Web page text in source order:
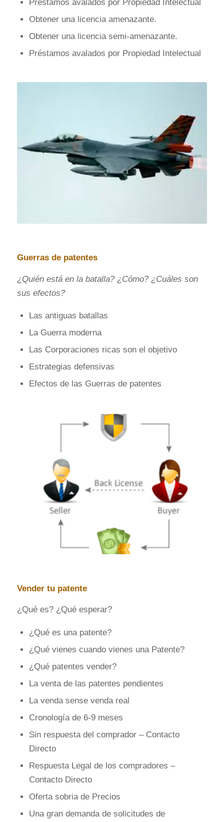
Préstamos avalados por Propiedad Intelectual
Obtener una licencia amenazante.
Obtener una licencia semi-amenazante.
Préstamos avalados por Propiedad Intelectual
Guerras de patentes
¿Quién está en la batalla? ¿Cómo? ¿Cuáles son
sus efectos?
Las antiguas batallas
La Guerra moderna
Las Corporaciones ricas son el objetivo
Estrategias defensivas
Efectos de las Guerras de patentes
Vender tu patente
¿Qué es? ¿Qué esperar?
¿Qué es una patente?
¿Qué vienes cuando vienes una Patente?
¿Qué patentes vender?
La venta de las patentes pendientes
La venda sense venda real
Cronología de 6-9 meses
Sin respuesta del comprador – Contacto
Directo
Respuesta Legal de los compradores –
Contacto Directo
Oferta sobria de Precios
Una gran demanda de solicitudes de